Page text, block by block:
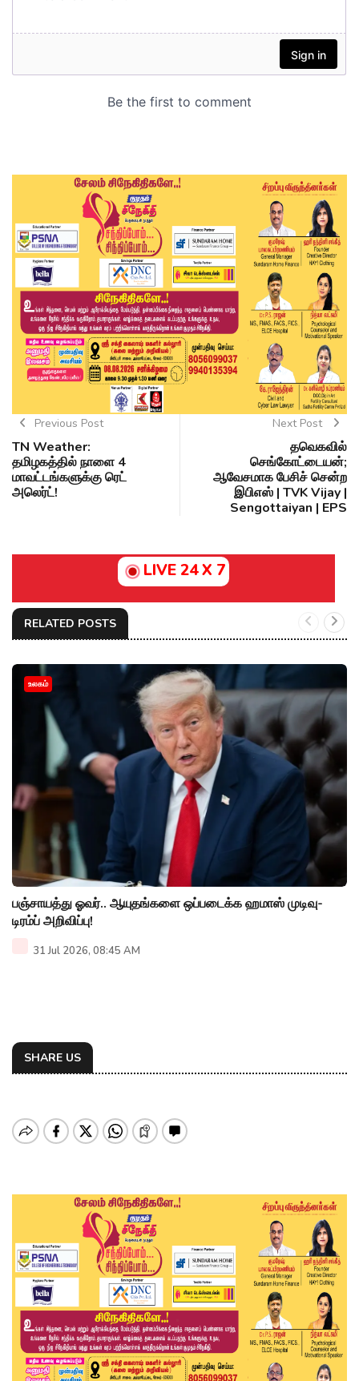
Previous Post
TN Weather:
தமிழகத்தில் நாளை 4
மாவட்டங்களுக்கு ரெட்
அலெர்ட்!
Next Post
தவெகவில்
செங்கோட்டையன்;
ஆவேசமாக பேசிச் சென்ற
இபிஎஸ் | TVK Vijay |
Sengottaiyan | EPS
LIVE 24 X 7
RELATED POSTS
உலகம்
பஞ்சாயத்து ஓவர்.. ஆயுதங்களை ஒப்படைக்க ஹமாஸ் முடிவு-
டிரம்ப் அறிவிப்பு!
31 Jul 2026, 08:45 AM
SHARE US